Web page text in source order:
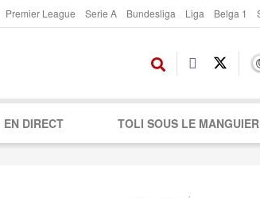
Premier League Serie A Bundesliga Liga Belga 1
EN DIRECT TOLI SOUS LE MANGUIER